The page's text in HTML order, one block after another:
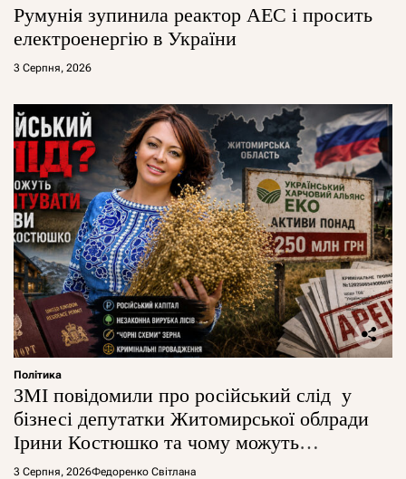
Румунія зупинила реактор АЕС і просить
електроенергію в України
3 Серпня, 2026
Політика
ЗМІ повідомили про російський слід у
бізнесі депутатки Житомирської облради
Ірини Костюшко та чому можуть
арештувати її активи
3 Серпня, 2026Федоренко Світлана